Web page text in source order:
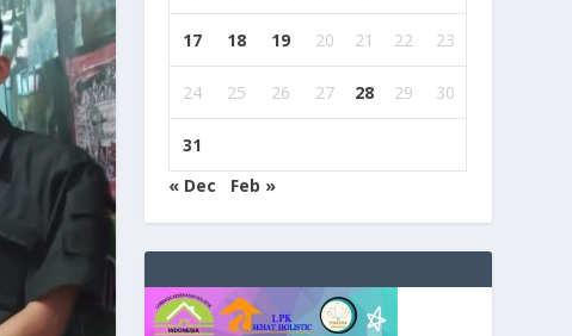
17 18 19 20 21 22 23
24 25 26 27 28 29 30
31
« Dec
Feb »